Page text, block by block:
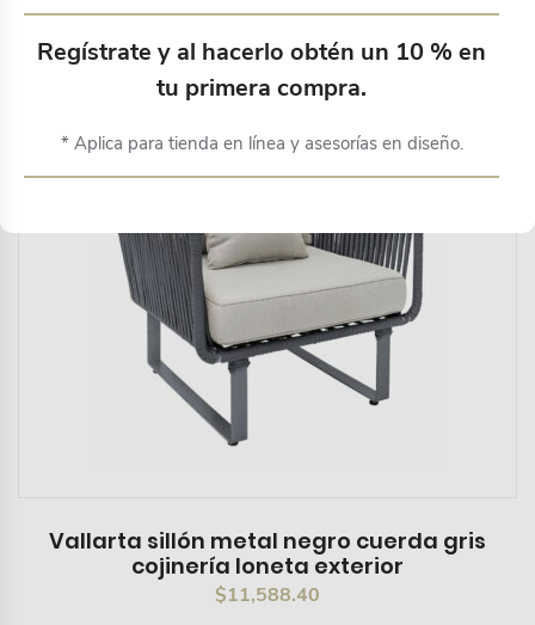
Productos relacionados
Vallarta sillón metal negro cuerda gris
cojinería loneta exterior
$11,588.40
Regístrate y al hacerlo obtén un 10 % en
tu primera compra.
* Aplica para tienda en línea y asesorías en diseño.